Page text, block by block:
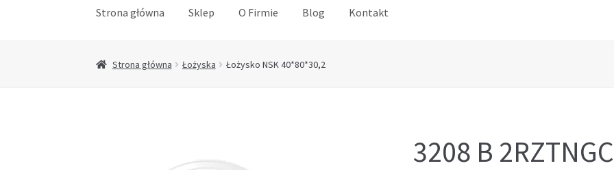
Strona główna Sklep O Firmie Blog Kontakt
Strona główna Łożyska Łożysko NSK 40*80*30,2
3208 B